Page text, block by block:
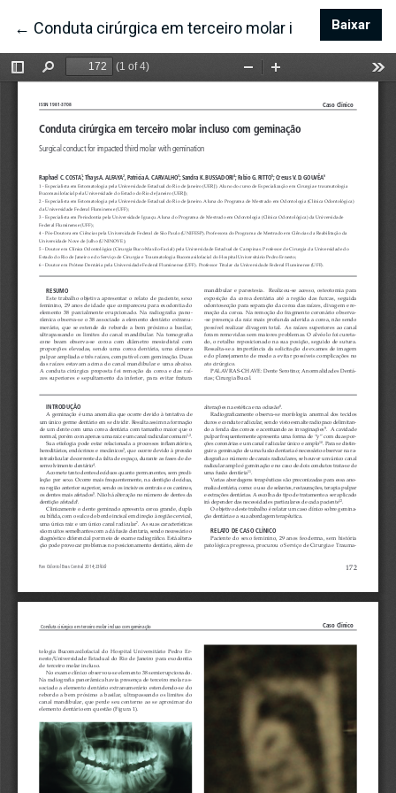
← Voltar aos Detalhes do Artigo
Conduta cirúrgica em terceiro molar incluso com
Baixar